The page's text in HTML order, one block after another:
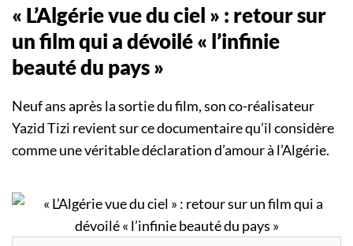
« L’Algérie vue du ciel » : retour sur
un film qui a dévoilé « l’infinie
beauté du pays »
Neuf ans après la sortie du film, son co-réalisateur
Yazid Tizi revient sur ce documentaire qu’il considère
comme une véritable déclaration d’amour à l’Algérie.